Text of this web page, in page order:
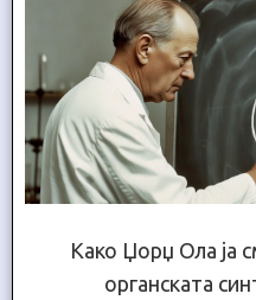
Како Џорџ Ола ја
органската